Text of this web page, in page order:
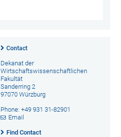
Contact
Dekanat der
Wirtschaftswissenschaftlichen
Fakultät
Sanderring 2
97070 Würzburg
Phone: +49 931 31-82901
Email
Find Contact